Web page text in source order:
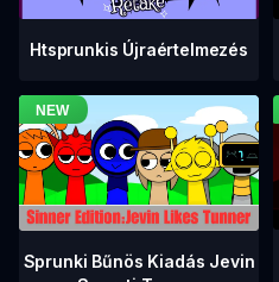
Htsprunkis Újraértelmezés
Sprunki Bűnös Kiadás Jevin